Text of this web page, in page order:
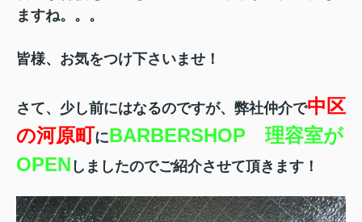
ますね。。。
皆様、お気をつけ下さいませ！
さて、少し前にはなるのですが、弊社仲介で中区
の河原町にBARBERSHOP 理容室が
OPEN しましたのでご紹介させて頂きます！